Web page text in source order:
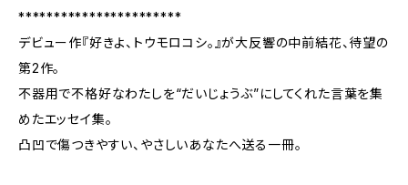
***********************
デビュー作『好きよ、トウモロコシ。』が大反響の中前結花、待望の
第2作。
不器用で不格好なわたしを“だいじょうぶ”にしてくれた言葉を集
めたエッセイ集。
凸凹で傷つきやすい、やさしいあなたへ送る一冊。